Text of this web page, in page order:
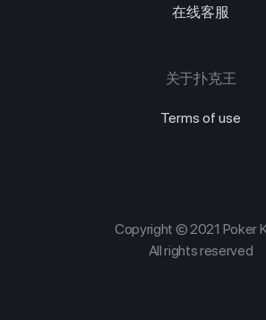
在线客服
关于扑克王
Terms of use
Copyright © 2021 Poker
All rights reserved